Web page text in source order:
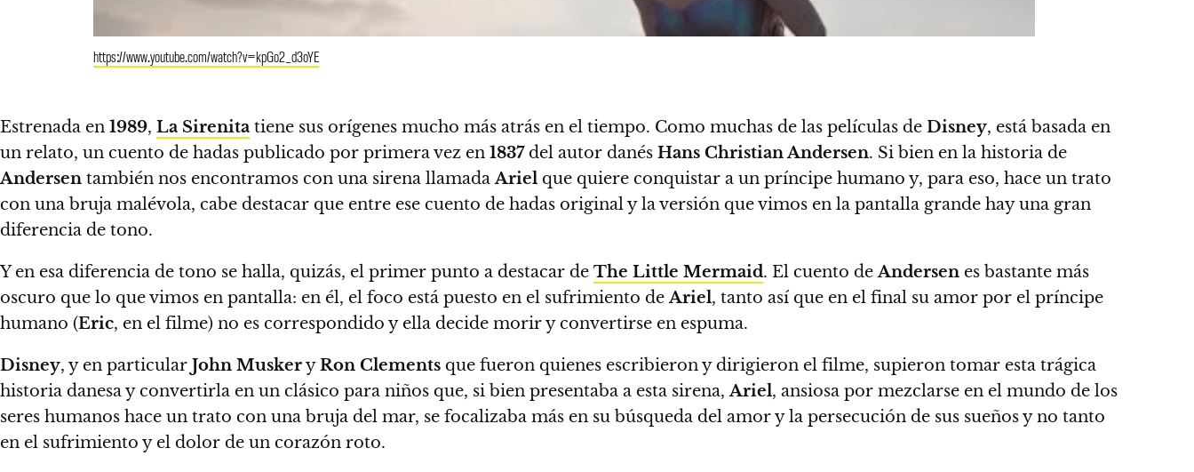
https://www.youtube.com/watch?v=kpGo2_d3oYE
Estrenada en 1989, La Sirenita tiene sus orígenes mucho más atrás en el tiempo. Como muchas de las películas de Disney, está basada en
un relato, un cuento de hadas publicado por primera vez en 1837del autor danés Hans Christian Andersen. Si bien en la historia de
Andersen también nos encontramos con una sirena llamadaAriel que quiere conquistar a un príncipe humano y, para eso, hace un trato
con una bruja malévola, cabe destacar que entre ese cuento de hadas original y la versión que vimos en la pantalla grande hay una gran
diferencia de tono.
Y en esa diferencia de tono se halla, quizás, el primer punto a destacar de The Little Mermaid. El cuento deAndersen es bastante más
oscuro que lo que vimos en pantalla: en él, el foco está puesto en el sufrimiento deAriel, tanto así que en el final su amor por el príncipe
humano (Eric, en el filme) no es correspondido y ella decide morir y convertirse en espuma.
Disney, y en particular John MuskeryRon Clements que fueron quienes escribieron y dirigieron el filme, supieron tomar esta trágica
historia danesa y convertirla en un clásico para niños que, si bien presentaba a esta sirena,Ariel, ansiosa por mezclarse en el mundo de los
seres humanos hace un trato con una bruja del mar, se focalizaba más en su búsqueda del amor y la persecución de sus sueños y no tanto
en el sufrimiento y el dolor de un corazón roto.